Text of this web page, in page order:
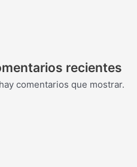
recientes
comentarios que mostrar.